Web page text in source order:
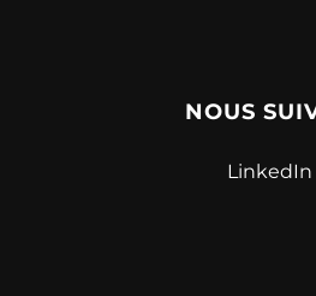
NOUS
LinkedIn